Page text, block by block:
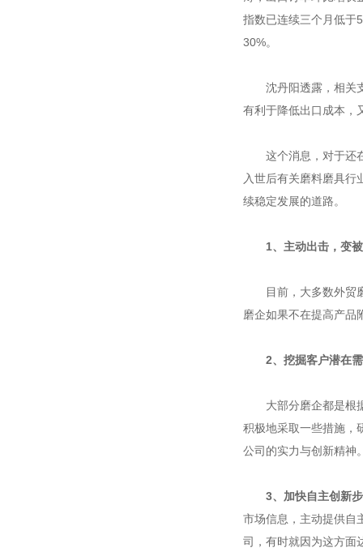
指数已连续三个月低于
30%。
沈丹阳透露，相关支
有利于降低出口成本，
这个消息，对于还在
入世后有关磨料磨具
续稳定发展的道路。
1、主动出击，变
目前，大多数外贸磨
磨企如果不在提高产品
2、挖掘客户潜在
大部分磨企都是根据
积极地采取一些措施，
公司的实力与创新精神
3、加快自主创新
市场信息，主动提供自
司，有时就因为这方面